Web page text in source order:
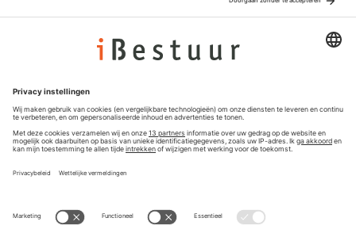
Privacyinstellingen